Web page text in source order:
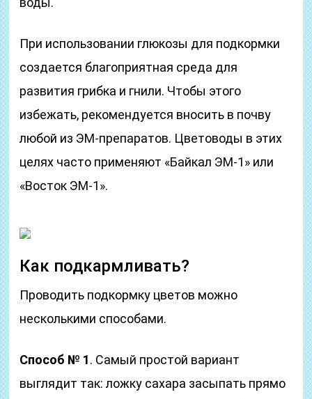
При использовании глюкозы для подкормки
создается благоприятная среда для
развития грибка и гнили. Чтобы этого
избежать, рекомендуется вносить в почву
любой из ЭМ-препаратов. Цветоводы в этих
целях часто применяют «Байкал ЭМ-1» или
«Восток ЭМ-1».
Как подкармливать?
Проводить подкормку цветов можно
несколькими способами.
Способ № 1. Самый простой вариант
выглядит так: ложку сахара засыпать прямо